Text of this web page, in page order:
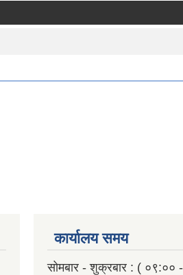
कार्यालय समय
सोमबार - शुक्रबार : (